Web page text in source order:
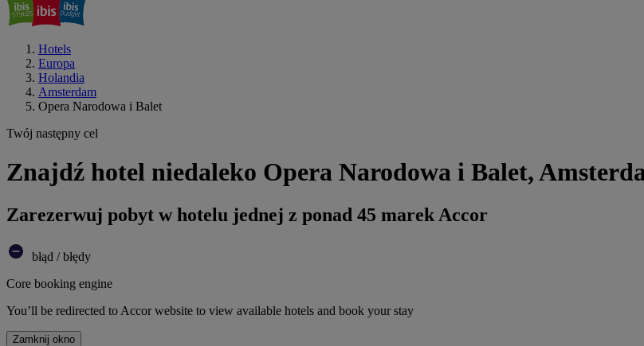
Hotels
Europa
Holandia
Amsterdam
Opera Narodowa i Balet
Twój następny cel
Znajdź hotel niedaleko Opera Narodowa i Balet,
Zarezerwuj pobyt w hotelu jednej z ponad 45 marek Accor
błąd / błędy
Core booking engine
You’ll be redirected to Accor website to view available hotels and book your stay
Zamknij okno